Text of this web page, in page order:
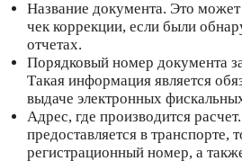
Название документа. Это
чек коррекции, если были
отчетах.
Порядковый номер документа
Такая информация является
выдаче электронных
Адрес, где производится
предоставляется в транспорте,
регистрационный номер, а